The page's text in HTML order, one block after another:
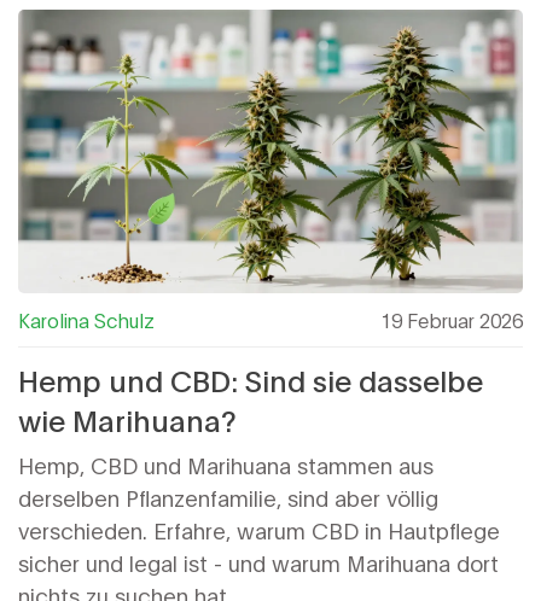
Karolina Schulz 19 Februar 2026
Hemp und CBD: Sind sie dasselbe
wie Marihuana?
Hemp, CBD und Marihuana stammen aus
derselben Pflanzenfamilie, sind aber völlig
verschieden. Erfahre, warum CBD in Hautpflege
sicher und legal ist - und warum Marihuana dort
nichts zu suchen hat.